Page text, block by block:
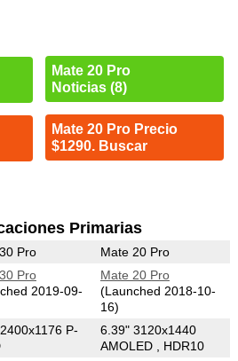
Mate 20 Pro
Noticias (8)
Mate 20 Pro Precio
$1290. Buscar
Primarias
Pro Mate 20 Pro
Pro
2019-09-
Mate 20 Pro
(Launched 2018-10-
16)
P-
6.39" 3120x1440
AMOLED , HDR10